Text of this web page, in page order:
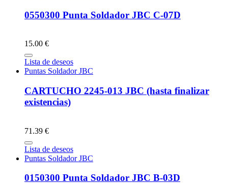
0550300 Punta Soldador JBC C-07D
15.00 €
Lista de deseos
Puntas Soldador JBC
CARTUCHO 2245-013 JBC (hasta finalizar
existencias)
71.39 €
Lista de deseos
Puntas Soldador JBC
0150300 Punta Soldador JBC B-03D